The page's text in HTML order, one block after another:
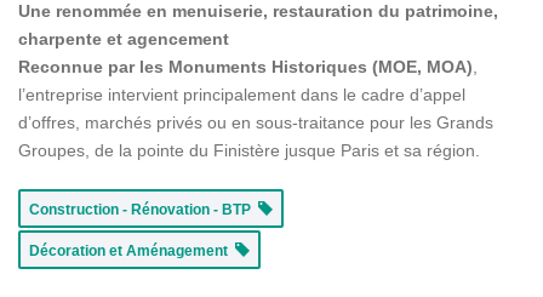
Une renommée en menuiserie, restauration du patrimoine,
charpente et agencement
Reconnue par les Monuments Historiques (MOE, MOA)
l’entreprise intervient principalement dans le cadre d’appel
d’offres, marchés privés ou en sous-traitance pour les Grands
Groupes, de la pointe du Finistère jusque Paris et sa région.
Construction - Rénovation - BTP
Décoration et Aménagement